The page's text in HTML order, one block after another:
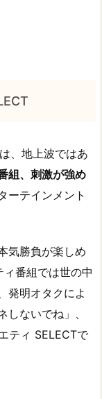
、地上波ではあ
組、刺激が強め
ーテインメント
気勝負が楽しめ
番組では世の中
発明オタクによ
ないでね」、
ティ SELECTで